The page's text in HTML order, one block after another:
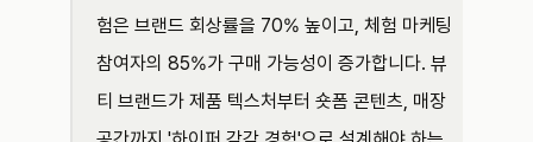
험은 브랜드 회상률을 70% 높이고, 체험 마케팅
참여자의 85%가 구매 가능성이 증가합니다. 뷰
티 브랜드가 제품 텍스처부터 숏폼 콘텐츠, 매장